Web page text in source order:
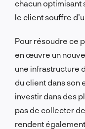
chacun optimisant
le client souffre
Pour résoudre ce
en œuvre un
une infrastructure
du client dans son
investir dans des
pas de collecter
rendent